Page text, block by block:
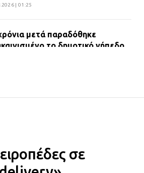
| 01:25
μετά παραδόθηκε
το δημοτικό γήπεδο
ΜΑΝΔΡΑΣ ΕΙΔΥΛΛΙΑΣ:
2026: Το Φεστιβάλ της
σε